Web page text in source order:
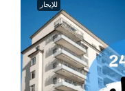
للإيجار